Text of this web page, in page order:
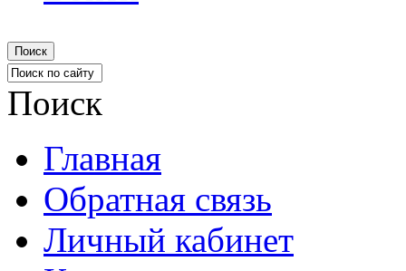
Поиск
Поиск
Главная
Обратная связь
Личный кабинет